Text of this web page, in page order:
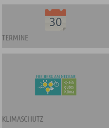
TERMINE
KLIMASCHUTZ